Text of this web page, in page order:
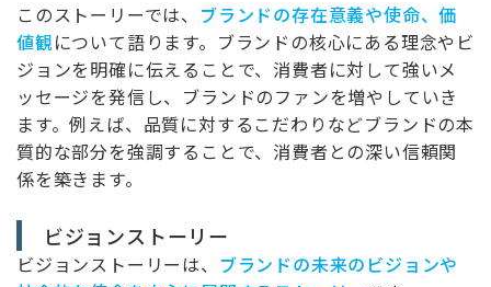
このストーリーでは、 ブランドの存在意義や使命、価
値観について語ります。ブランドの核心にある理念やビ
ジョンを明確に伝えることで、消費者に対して強いメ
ッセージを発信し、ブランドのファンを増やしていき
ます。例えば、品質に対するこだわりなどブランドの本
質的な部分を強調することで、消費者との深い信頼関
係を築きます。
ビジョンストーリー
ビジョンストーリーは、 ブランドの未来のビジョンや